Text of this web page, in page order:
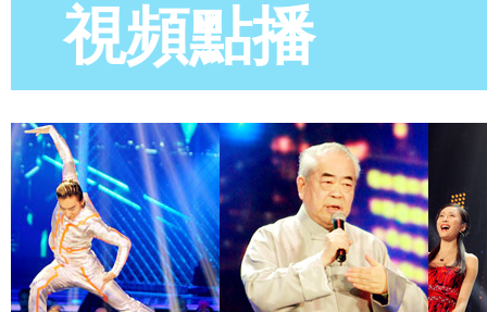
視頻點播
開場秀《青春皆有夢
發